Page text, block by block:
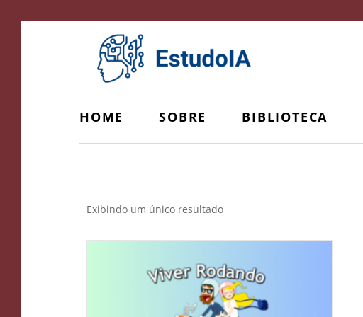
HOME SOBRE BIBLIOTECA
Exibindo um único resultado